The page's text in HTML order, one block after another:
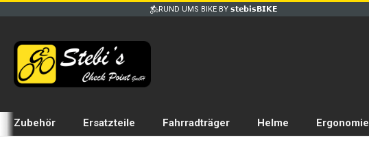
RUND UMS BIKE BY 𝘀𝘁𝗲𝗯𝗶𝘀𝗕𝗜𝗞𝗘
Zubehör Ersatzteile Fahrradträger Helme Ergonomie